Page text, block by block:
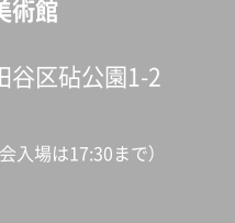
術館
谷区砧公園1-2
入場は17:30まで）